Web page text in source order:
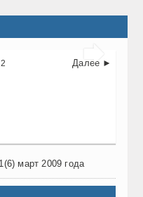

Далее ►
март 2009 года